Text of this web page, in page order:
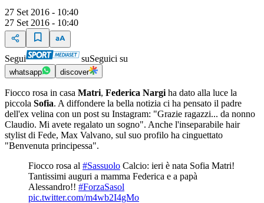
27 Set 2016 - 10:40
27 Set 2016 - 10:40
Segui suSeguici su
whatsapp discover
Fiocco rosa in casa Matri, Federica Nargi ha dato alla luce la
piccola Sofia. A diffondere la bella notizia ci ha pensato il padre
dell'ex velina con un post su Instagram: "Grazie ragazzi... da nonno
Claudio. Mi avete regalato un sogno". Anche l'inseparabile hair
stylist di Fede, Max Valvano, sul suo profilo ha cinguettato
"Benvenuta principessa".
Fiocco rosa al #Sassuolo Calcio: ieri è nata Sofia Matri!
Tantissimi auguri a mamma Federica e a papà
Alessandro!! #ForzaSasol
pic.twitter.com/m4wb2I4gMo